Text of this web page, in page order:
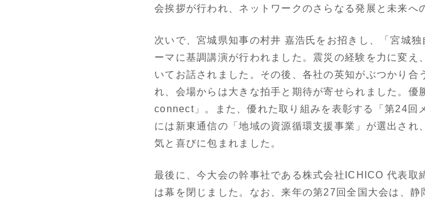
会挨拶が行われ、ネットワークのさらなる発展と未来へ
次いで、宮城県知事の村井 嘉浩氏をお招きし、「宮城
ーマに基調講演が行われました。震災の経験を力に変
いてお話されました。その後、各社の英知がぶつかり
れ、会場からは大きな拍手と期待が寄せられました。
connect」。また、優れた取り組みを表彰する「第24回
には新東通信の「地域の資源循環支援事業」が選出さ
気と喜びに包まれました。
最後に、今大会の幹事社である株式会社ICHICO 代表取
は幕を閉じました。なお、来年の第27回全国大会は、